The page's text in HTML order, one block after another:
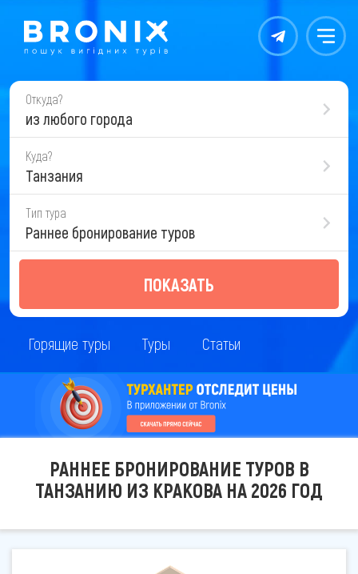
Контакты Меню
Откуда?
из любого города
Куда?
Танзания
Тип тура
Раннее бронирование туров
ПОКАЗАТЬ
Горящие туры Туры Статьи
РАННЕЕ БРОНИРОВАНИЕ ТУРОВ В
ТАНЗАНИЮ ИЗ КРАКОВА НА 2026 ГОД